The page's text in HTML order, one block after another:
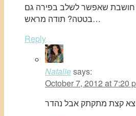
חושבת שאפשר לשלב בפירה גם
בטטה? תודה מראש…
Reply
Nataliesays:
October 7, 2012 at 7:20